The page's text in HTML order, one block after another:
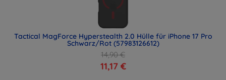
Tactical MagForce Hyperstealth 2.0 Hülle für iPhone 17 Pro
Schwarz/Rot (57983126612)
14,90 €
11,17 €